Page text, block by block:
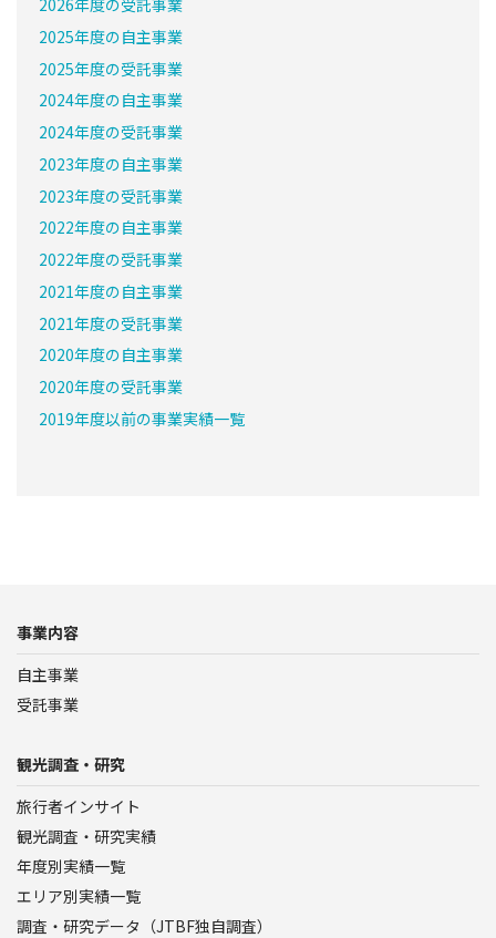
2026年度の受託事業
2025年度の自主事業
2025年度の受託事業
2024年度の自主事業
2024年度の受託事業
2023年度の自主事業
2023年度の受託事業
2022年度の自主事業
2022年度の受託事業
2021年度の自主事業
2021年度の受託事業
2020年度の自主事業
2020年度の受託事業
2019年度以前の事業実績一覧
事業内容
自主事業
受託事業
観光調査・研究
旅行者インサイト
観光調査・研究実績
年度別実績一覧
エリア別実績一覧
調査・研究データ（JTBF独自調査）